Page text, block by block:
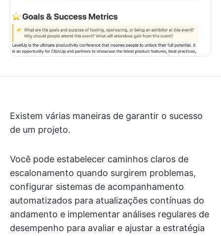
Existem várias maneiras de garantir o sucesso
de um projeto.
Você pode estabelecer caminhos claros de
escalonamento quando surgirem problemas,
configurar sistemas de acompanhamento
automatizados para atualizações contínuas do
andamento e implementar análises regulares de
desempenho para avaliar e ajustar a estratégia